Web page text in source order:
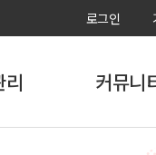
로그인
리 커뮤니